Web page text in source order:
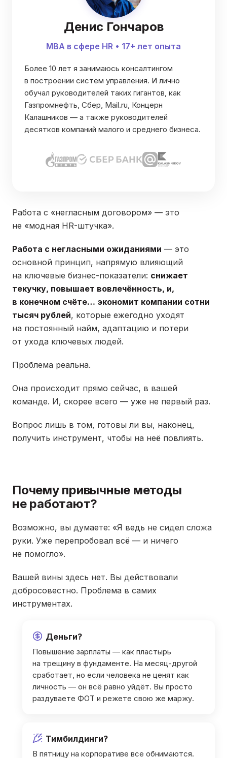
Денис Гончаров
MBA в сфере HR • 17+ лет опыта
Более 10 лет я занимаюсь консалтингом
в построении систем управления. И лично
обучал руководителей таких гигантов, как
Газпромнефть, Сбер, Mail.ru, Концерн
Калашников — а также руководителей
десятков компаний малого и среднего бизнеса.
Работа с «негласным договором» — это
не «модная HR-штучка».
Работа с негласными ожиданиями — это
основной принцип, напрямую влияющий
на ключевые бизнес-показатели: снижает
текучку, повышает вовлечённость, и,
в конечном счёте… экономит компании сотни
тысяч рублей, которые ежегодно уходят
на постоянный найм, адаптацию и потери
от ухода ключевых людей.
Проблема реальна.
Она происходит прямо сейчас, в вашей
команде. И, скорее всего — уже не первый раз.
Вопрос лишь в том, готовы ли вы, наконец,
получить инструмент, чтобы на неё повлиять.
Почему привычные методы
не работают?
Возможно, вы думаете: «Я ведь не сидел сложа
руки. Уже перепробовал всё — и ничего
не помогло».
Вашей вины здесь нет. Вы действовали
добросовестно. Проблема в самих
инструментах.
Деньги?
Повышение зарплаты — как пластырь
на трещину в фундаменте. На месяц-другой
сработает, но если человека не ценят как
личность — он всё равно уйдёт. Вы просто
раздуваете ФОТ и режете свою же маржу.
Тимбилдинги?
В пятницу на корпоративе все обнимаются.